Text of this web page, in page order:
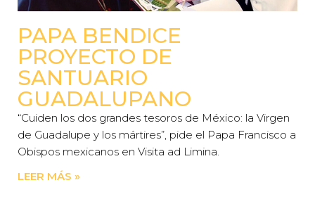
PAPA BENDICE
PROYECTO DE
SANTUARIO
GUADALUPANO
“Cuiden los dos grandes tesoros de México: la Virgen
de Guadalupe y los mártires”, pide el Papa Francisco a
Obispos mexicanos en Visita ad Limina.
LEER MÁS »